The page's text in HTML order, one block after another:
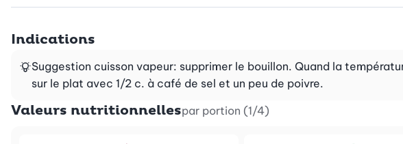
Indications
Suggestion cuisson vapeur: supprimer le bouillon. Quand la
sur le plat avec 1/2 c. à café de sel et un peu de poivre.
Valeurs nutritionnellespar portion (1/4)